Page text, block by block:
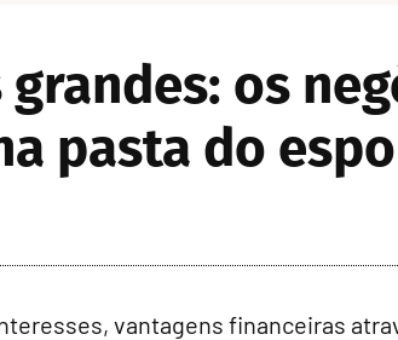
os
pasta do
vantagens financeiras